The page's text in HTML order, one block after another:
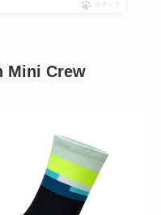
ポチップ
Mini Crew